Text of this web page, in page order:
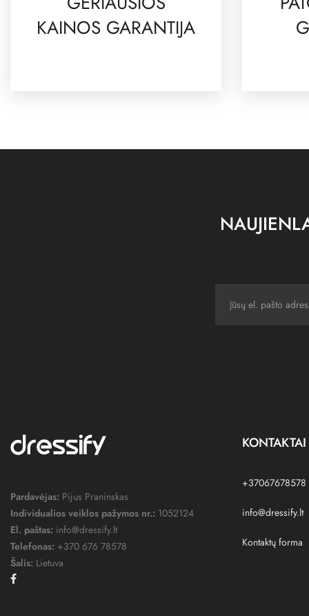
KAINOS GARANTIJA
Pardavėjas: Pijus Praninskas
Individualios veiklos pažymos nr.: 1052124
El. paštas: info@dressify.lt
Telefonas: +370 676 78578
Šalis: Lietuva
KONTAKTAI
+37067678578
info@dressify.lt
Kontaktų forma